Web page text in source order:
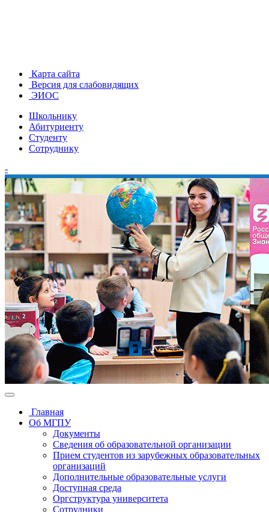
Карта сайта
Версия для слабовидящих
ЭИОС
Школьнику
Абитуриенту
Студенту
Сотруднику
-
Главная
Об МГПУ
Документы
Сведения об образовательной организации
Прием студентов из зарубежных образовательных
организаций
Дополнительные образовательные услуги
Доступная среда
Оргструктура университета
Сотрудники